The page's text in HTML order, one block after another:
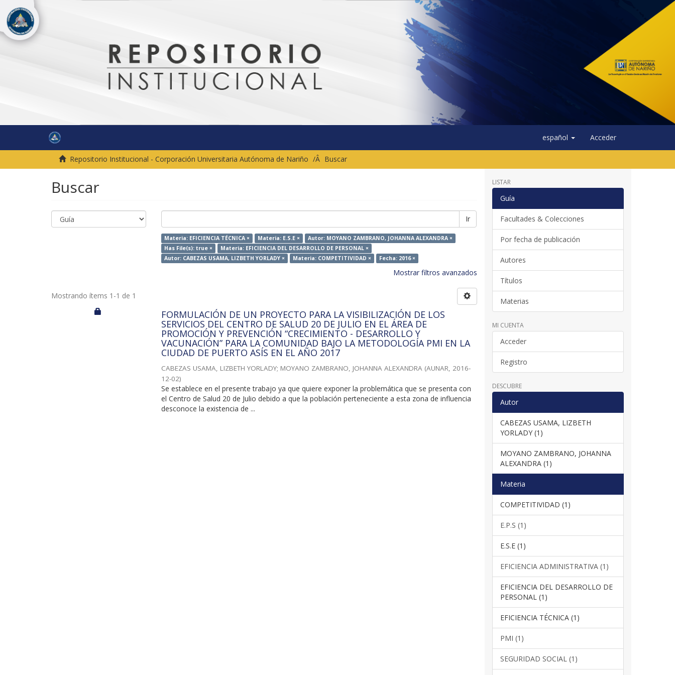
español Acceder
Repositorio Institucional - Corporación Universitaria Autónoma de Nariño Buscar
Buscar
Ir
Materia: EFICIENCIA TÉCNICA × Materia: E.S.E ×
Autor: MOYANO ZAMBRANO, JOHANNA ALEXANDRA ×
Has File(s): true ×
Materia: EFICIENCIA DEL DESARROLLO DE PERSONAL ×
Autor: CABEZAS USAMA, LIZBETH YORLADY ×
Materia: COMPETITIVIDAD × Fecha: 2016 ×
Mostrar filtros avanzados
Mostrando ítems 1-1 de 1
FORMULACIÓN DE UN PROYECTO PARA LA VISIBILIZACIÓN DE LOS
SERVICIOS DEL CENTRO DE SALUD 20 DE JULIO EN EL ÁREA DE
PROMOCIÓN Y PREVENCIÓN “CRECIMIENTO - DESARROLLO Y
VACUNACIÓN” PARA LA COMUNIDAD BAJO LA METODOLOGÍA PMI EN LA
CIUDAD DE PUERTO ASÍS EN EL AÑO 2017
CABEZAS USAMA, LIZBETH YORLADY; MOYANO ZAMBRANO, JOHANNA ALEXANDRA (AUNAR, 2016-
12-02)
Se establece en el presente trabajo ya que quiere exponer la problemática que se presenta con
el Centro de Salud 20 de Julio debido a que la población perteneciente a esta zona de influencia
desconoce la existencia de ...
LISTAR
Guía
Facultades & Colecciones
Por fecha de publicación
Autores
Títulos
Materias
MI CUENTA
Acceder
Registro
DESCUBRE
Autor
CABEZAS USAMA, LIZBETH
YORLADY (1)
MOYANO ZAMBRANO, JOHANNA
ALEXANDRA (1)
Materia
COMPETITIVIDAD (1)
E.P.S (1)
E.S.E (1)
EFICIENCIA ADMINISTRATIVA (1)
EFICIENCIA DEL DESARROLLO DE
PERSONAL (1)
EFICIENCIA TÉCNICA (1)
PMI (1)
SEGURIDAD SOCIAL (1)